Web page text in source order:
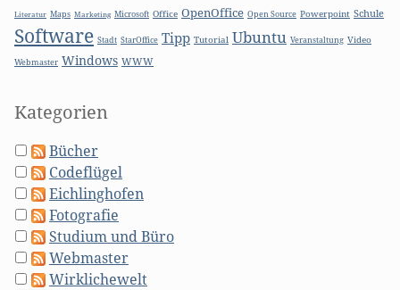
Literatur Maps Marketing Microsoft Office OpenOffice Open Source Powerpoint Schule
Software Stadt StarOffice Tipp Tutorial Ubuntu Veranstaltung Video
Webmaster Windows WWW
Kategorien
Bücher
Codeflügel
Eichlinghofen
Fotografie
Studium und Büro
Webmaster
Wirklichewelt